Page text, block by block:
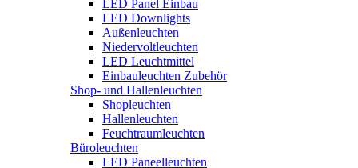
LED Panel Einbau
LED Downlights
Außenleuchten
Niedervoltleuchten
LED Leuchtmittel
Einbauleuchten Zubehör
Shop- und Hallenleuchten
Shopleuchten
Hallenleuchten
Feuchtraumleuchten
Büroleuchten
LED Paneelleuchten